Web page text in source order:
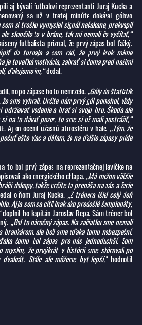
aj bývalí futbaloví reprezentanti Juraj Kucka a
sa už v tretej minúte dokázal gólovo
som si trošku vymyslel signál nečakane, prekvapil
skončilo to v bráne, tak mi nemali čo vyčítať,“
futbalista priznal, že prvý zápas bol ťažký.
do turnaja a som rád, že prvý krok máme
je to veľká motivácia, zahrať si doma pred našimi
ďakujeme im,“dodal.
no po zápase ho to nemrzelo.„Góly do štatistík
sme vyhrali. Určite nám prvý gól pomohol, vždy
udržiavať vedenie a hrať si svoju hru. Škoda ale
si na to dávať pozor, to sme si už mali postrážiť,“
Aj on ocenil užasnú atmosféru v hale. „Tým, že
ešte viac a dúfam, že na ďalšie zápasy príde
to bol prvý zápas na reprezentačnej lavičke na
ako energického chlapa.„Má možno väčšie
dokopy, takže určite to prenáša na nás a žerie
o ňom Juraj Kucka. „Z trénera išiel celý deň
Aj ja som sa cítil inak ako predošlé šampionáty,
doplnil ho kapitán Jaroslav Repa. Sám tréner bol
„Bol to náročný zápas. Na začiatku sme nemali
brankárom, ale boli sme vďaka tomu nebezpeční.
čomu bol zápas pre nás jednoduchší. Som
myslím, že prvýkrát v histórii sme skórovali po
dvakrát. Stále ale môžeme byť lepší,“hodnotil